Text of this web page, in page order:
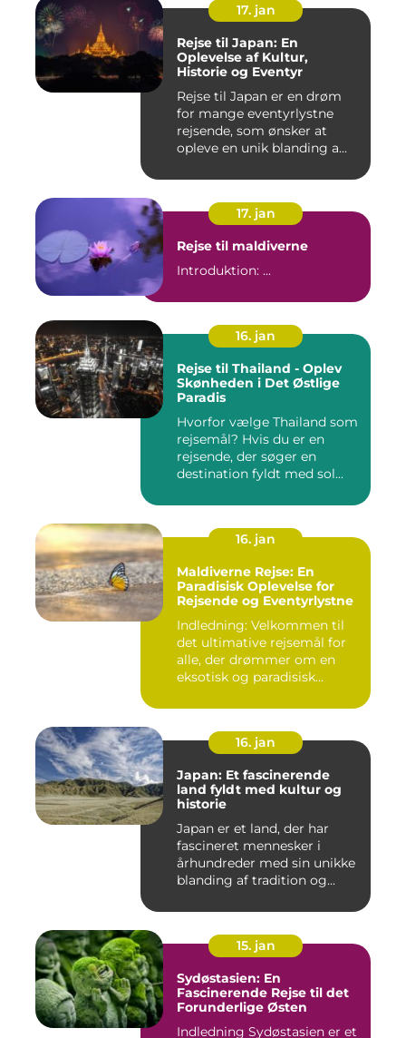
17. jan
Rejse til Japan: En
Oplevelse af Kultur,
Historie og Eventyr
Rejse til Japan er en drøm
for mange eventyrlystne
rejsende, som ønsker at
opleve en unik blanding a...
17. jan
Rejse til maldiverne
Introduktion: ...
16. jan
Rejse til Thailand - Oplev
Skønheden i Det Østlige
Paradis
Hvorfor vælge Thailand som
rejsemål? Hvis du er en
rejsende, der søger en
destination fyldt med sol...
16. jan
Maldiverne Rejse: En
Paradisisk Oplevelse for
Rejsende og Eventyrlystne
Indledning: Velkommen til
det ultimative rejsemål for
alle, der drømmer om en
eksotisk og paradisisk...
16. jan
Japan: Et fascinerende
land fyldt med kultur og
historie
Japan er et land, der har
fascineret mennesker i
århundreder med sin unikke
blanding af tradition og...
15. jan
Sydøstasien: En
Fascinerende Rejse til det
Forunderlige Østen
Indledning Sydøstasien er et